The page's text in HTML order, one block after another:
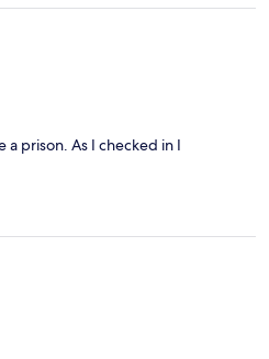
prison. As I checked in I